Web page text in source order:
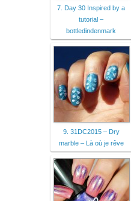
7. Day 30 Inspired by a
tutorial –
bottledindenmark
9. 31DC2015 – Dry
marble – Là où je rêve